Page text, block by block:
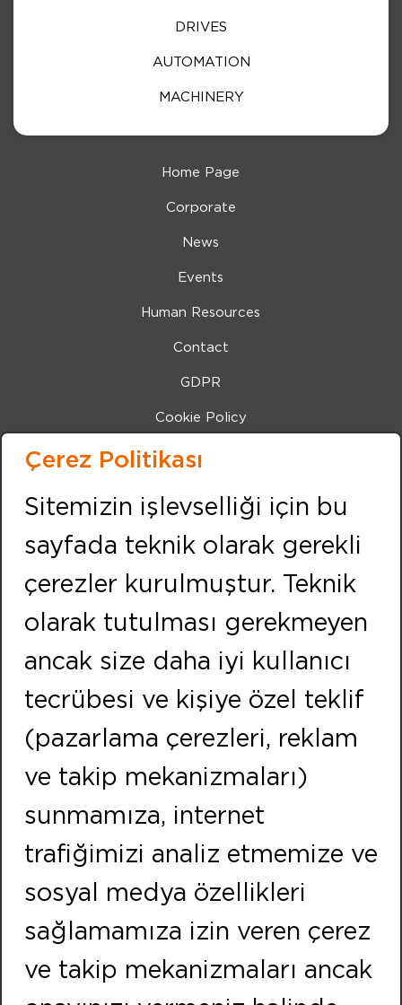
Çerez Politikası
Sitemizin işlevselliği için bu
sayfada teknik olarak gerekli
çerezler kurulmuştur. Teknik
olarak tutulması gerekmeyen
ancak size daha iyi kullanıcı
tecrübesi ve kişiye özel teklif
(pazarlama çerezleri, reklam
ve takip mekanizmaları)
sunmamıza, internet
trafiğimizi analiz etmemize ve
sosyal medya özellikleri
sağlamamıza izin veren çerez
ve takip mekanizmaları ancak
DRIVES
AUTOMATION
MACHINERY
Home Page
Corporate
News
Events
Human Resources
Contact
GDPR
Cookie Policy
Bilgi Toplumu Hizmetleri
Kemalpasa Road 7405 Street No:8 Pınarbası IZMIR
Phone: +90 232 479 10 10
Fax: +90 232 479 91 91
FOLLOW US
ISTANBUL
Address:
Neighbourhood of Merkez Efnan Street No:9
+90 216 466 47 00
Fax: +90 216 466 21 20